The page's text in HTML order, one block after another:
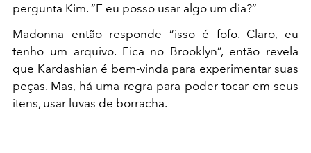
pergunta Kim. “E eu posso usar algo um dia?”
Madonna então responde “isso é fofo. Claro, eu
tenho um arquivo. Fica no Brooklyn”, então revela
que Kardashian é bem-vinda para experimentar suas
peças. Mas, há uma regra para poder tocar em seus
itens, usar luvas de borracha.